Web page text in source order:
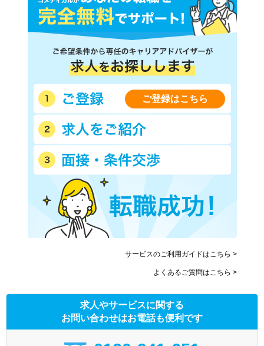
ご登録はこちら
サービスのご利用ガイドはこちら >
よくあるご質問はこちら >
求人やサービスに関する
お問い合わせはお電話も便利です